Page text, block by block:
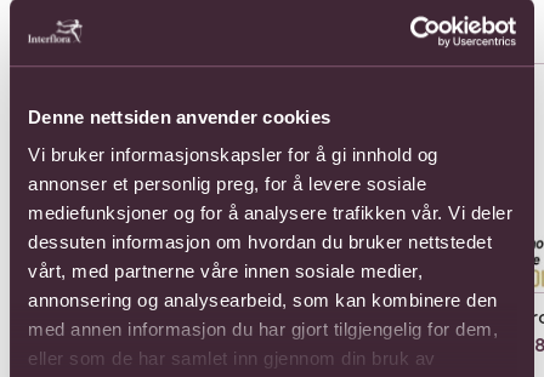
Denne nettsiden anvender cookies
Vi bruker informasjonskapsler for å gi innhold og
annonser et personlig preg, for å levere sosiale
mediefunksjoner og for å analysere trafikken vår. Vi deler
dessuten informasjon om hvordan du bruker nettstedet
vårt, med partnerne våre innen sosiale medier,
annonsering og analysearbeid, som kan kombinere den
med annen informasjon du har gjort tilgjengelig for dem,
eller som de har samlet inn gjennom din bruk av
Populære buketter i Romania Se alle
Se mer om 11 roses long stemmed
11 roses long stemmed
Se mer om 11 roses medium
11 roses medium
stemmed
946,-
Se